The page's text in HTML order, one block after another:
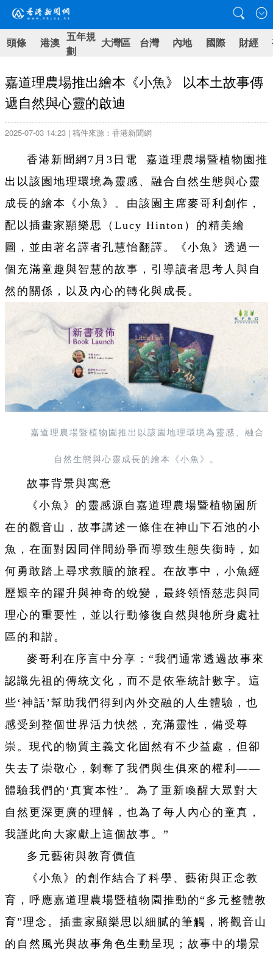
頭條 港澳 五年規
劃
大灣區 台灣 內地 國際 財經
嘉道理農場推出繪本《小魚》 以本土故事傳
遞自然與心靈的啟迪
2025-07-03 14:23 | 稿件來源：香港新聞網
香港新聞網7月3日電 嘉道理農場暨植物園推
出以該園地理環境為靈感、融合自然生態與心靈
成長的繪本《小魚》。由該園主席麥哥利創作，
配以插畫家顯樂思（Lucy Hinton）的精美繪
圖，並由著名譯者孔慧怡翻譯。《小魚》透過一
個充滿童趣與智慧的故事，引導讀者思考人與自
然的關係，以及內心的轉化與成長。
嘉道理農場暨植物園推出以該園地理環境為靈感、融合
自然生態與心靈成長的繪本《小魚》。
故事背景與寓意
《小魚》的靈感源自嘉道理農場暨植物園所
在的觀音山，故事講述一條住在神山下石池的小
魚，在面對因同伴間紛爭而導致生態失衡時，如
何勇敢踏上尋求救贖的旅程。在故事中，小魚經
歷艱辛的躍升與神奇的蛻變，最終領悟慈悲與同
理心的重要性，並以行動修復自然與牠所身處社
區的和諧。
麥哥利在序言中分享：“我們通常透過故事來
認識先祖的傳統文化，而不是依靠統計數字。這
些‘神話’幫助我們得到內外交融的人生體驗，也
感受到整個世界活力怏然，充滿靈性，備受尊
崇。現代的物質主義文化固然有不少益處，但卻
失去了崇敬心，剝奪了我們與生俱來的權利——
體驗我們的‘真實本性’。為了重新喚醒大眾對大
自然更深更廣的理解，也為了每人內心的童真，
我謹此向大家獻上這個故事。”
多元藝術與教育價值
《小魚》的創作結合了科學、藝術與正念教
育，呼應嘉道理農場暨植物園推動的“多元整體教
育”理念。插畫家顯樂思以細膩的筆觸，將觀音山
的自然風光與故事角色生動呈現；故事中的場景